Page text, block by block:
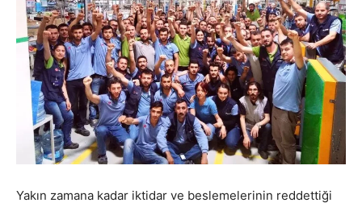
Yakın zamana kadar iktidar ve beslemelerinin reddettiği